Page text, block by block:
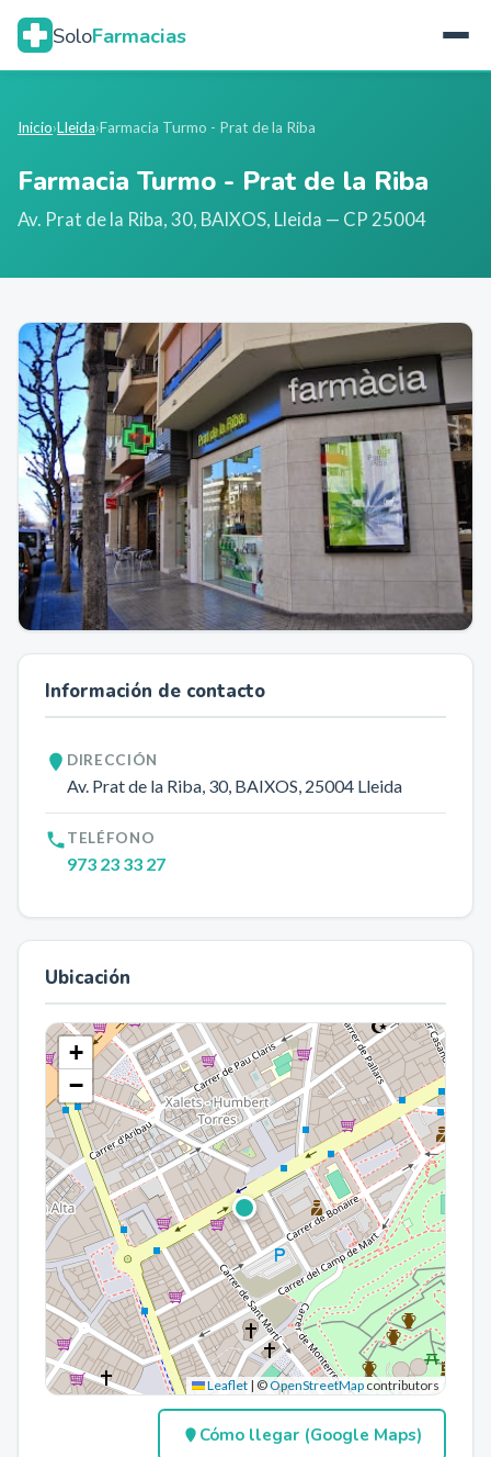
SoloFarmacias
Inicio›Lleida›Farmacia Turmo - Prat de la Riba
Farmacia Turmo - Prat de la Riba
Av. Prat de la Riba, 30, BAIXOS, Lleida — CP 25004
Información de contacto
DIRECCIÓN
Av. Prat de la Riba, 30, BAIXOS, 25004 Lleida
TELÉFONO
973 23 33 27
Ubicación
+
−
Leaflet | ©OpenStreetMapcontributors
Cómo llegar (Google Maps)